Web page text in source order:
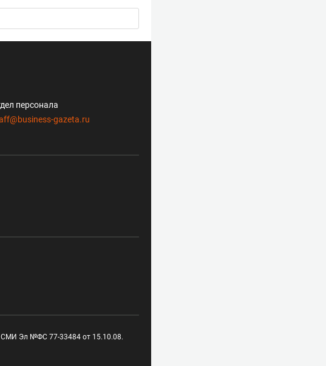
персонала
gazeta.ru
СМИ Эл №ФС 77-33484 от 15.10.08.